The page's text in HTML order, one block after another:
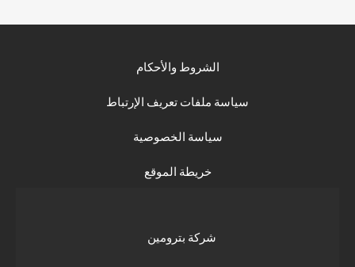
الشروط والأحكام
سياسة ملفات تعريف الإرتباط
سياسة الخصوصية
خريطة الموقع
شركة بترومين